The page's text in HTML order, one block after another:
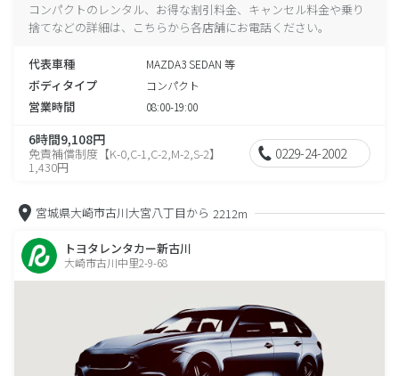
コンパクトのレンタル、お得な割引料金、キャンセル料金や乗り
捨てなどの詳細は、こちらから各店舗にお電話ください。
代表車種 MAZDA3 SEDAN 等
ボディタイプ コンパクト
営業時間 08:00-19:00
6時間9,108円
免責補償制度【K-0,C-1,C-2,M-2,S-2】
1,430円
0229-24-2002
宮城県大崎市古川大宮八丁目から 2212m
トヨタレンタカー新古川
大崎市古川中里2-9-68